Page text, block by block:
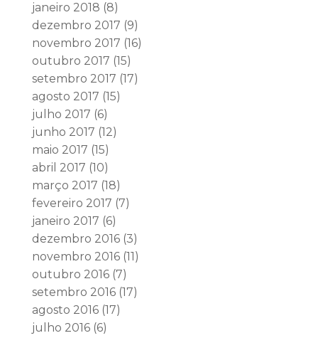
janeiro 2018 (8)
dezembro 2017 (9)
novembro 2017 (16)
outubro 2017 (15)
setembro 2017 (17)
agosto 2017 (15)
julho 2017 (6)
junho 2017 (12)
maio 2017 (15)
abril 2017 (10)
março 2017 (18)
fevereiro 2017 (7)
janeiro 2017 (6)
dezembro 2016(3)
novembro 2016(11)
outubro 2016(7)
setembro 2016(17)
agosto 2016(17)
julho 2016(6)